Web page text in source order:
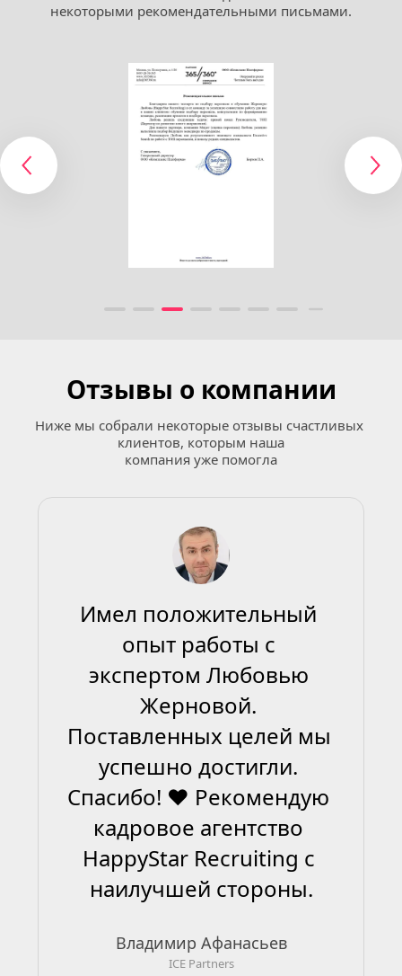
некоторыми рекомендательными письмами.
Отзывы о компании
Ниже мы собрали некоторые отзывы счастливых
клиентов, которым наша
компания уже помогла
Имел положительный
опыт работы с
экспертом Любовью
Жерновой.
Поставленных целей мы
успешно достигли.
Спасибо! ❤ Рекомендую
кадровое агентство
HappyStar Recruiting с
наилучшей стороны.
Владимир Афанасьев
ICE Partners